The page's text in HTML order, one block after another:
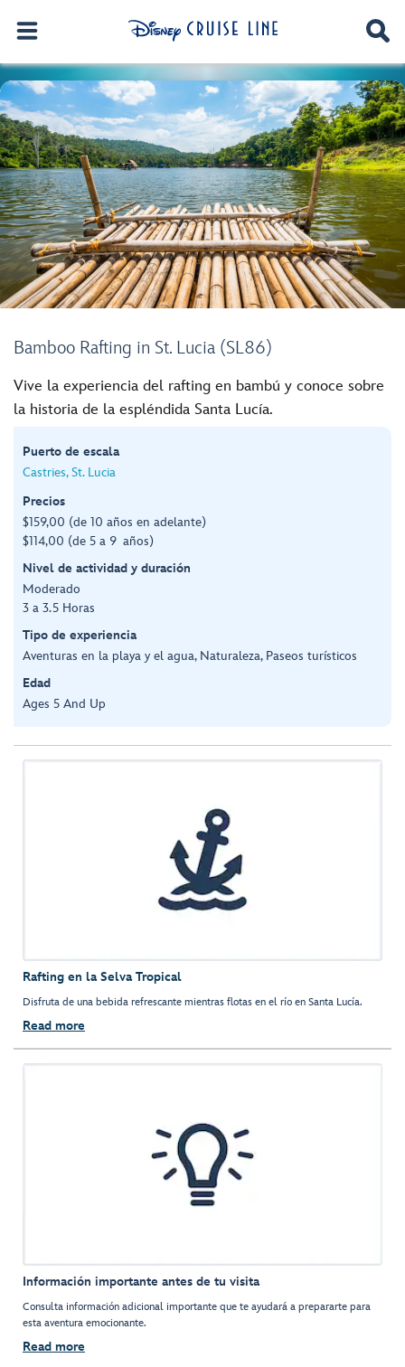
Bamboo Rafting in St. Lucia (SL86)
Vive la experiencia del rafting en bambú y conoce sobre
la historia de la espléndida Santa Lucía.
Puerto de escala
Castries, St. Lucia
Precios
$159,00 (de 10 años en adelante)
$114,00 (de 5 a 9 años)
Nivel de actividad y duración
Moderado
3 a 3.5 Horas
Tipo de experiencia
Aventuras en la playa y el agua, Naturaleza, Paseos turísticos
Edad
Ages 5 And Up
Rafting en la Selva Tropical
Disfruta de una bebida refrescante mientras flotas en el río en Santa Lucía.
Read more
Información importante antes de tu visita
Consulta información adicional importante que te ayudará a prepararte para
esta aventura emocionante.
Read more